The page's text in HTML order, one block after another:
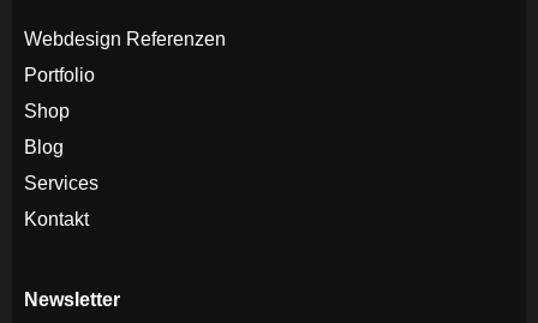
Webdesign Referenzen
Portfolio
Shop
Blog
Services
Kontakt
Newsletter